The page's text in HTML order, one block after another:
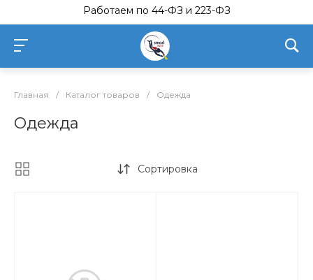
Работаем по 44-ФЗ и 223-ФЗ
Главная / Каталог товаров / Одежда
Одежда
Сортировка